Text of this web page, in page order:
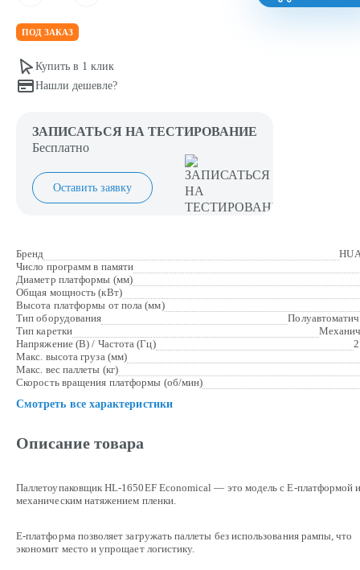
ПОД ЗАКАЗ
Купить в 1 клик
Нашли дешевле?
ЗАПИСАТЬСЯ НА ТЕСТИРОВАНИЕ
Бесплатно
Оставить заявку
Бренд
Число программ в памяти
Диаметр платформы (мм)
Общая мощность (кВт)
Высота платформы от пола (мм)
Тип оборудования
Тип каретки
Напряжение (В) / Частота (Гц)
Макс. высота груза (мм)
Макс. вес паллеты (кг)
Скорость вращения платформы (об/мин)
Смотреть все характеристики
Описание товара
Паллетоупаковщик HL-1650EF Economical — это модель с E-платформой
механическим натяжением пленки.
E-платформа позволяет загружать паллеты без использования рампы, что
экономит место и упрощает логистику.